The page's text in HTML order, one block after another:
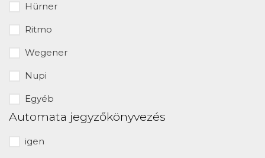
Hürner
Ritmo
Wegener
Nupi
Egyéb
Automata jegyzőkönyvezés
igen